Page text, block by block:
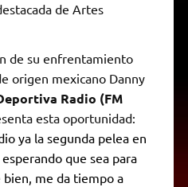
de Artes
de su enfrentamiento
origen mexicano Danny
Radio (FM
esta oportunidad:
ya la segunda pelea en
que sea para
me da tiempo a